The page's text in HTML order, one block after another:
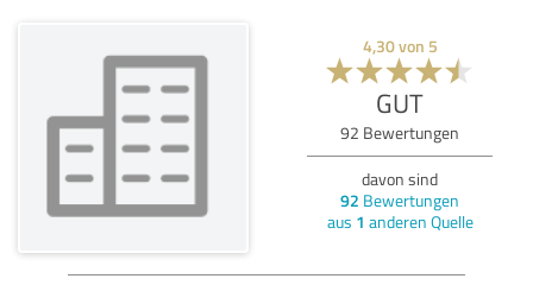
4,30von 5
GUT
92 Bewertungen
davon sind
92 Bewertungen
aus 1 anderen Quelle